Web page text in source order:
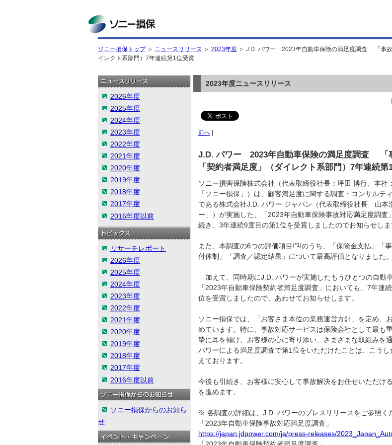
ソニー損保トップ＞ ニュースリリース ＞ 2023年度 ＞ J.D. パワー 2023年自動車保険の満足度調査 「事
イレクト系部門）7年連続第1位受賞
2026年度
2025年度
2024年度
2023年度
2022年度
2021年度
2020年度
2019年度
2018年度
2017年度
2016年度以前
リサーチレポート
2026年度
2025年度
2024年度
2023年度
2022年度
2021年度
2020年度
2019年度
2018年度
2017年度
2016年度以前
ソニー損保からのお知ら
せ
2023年度ニュースリリース
前へ
J.D. パワー 2023年自動車保険の満足度調査 「
「契約者満足度」（ダイレクト系部門）7年連続第
ソニー損害保険株式会社（代表取締役社長：坪田 博行、本社
「ソニー損保」）は、顧客満足度に関する調査・コンサルテ
である株式会社J.D. パワー ジャパン（代表取締役社長 山本
ー」）が実施した、「2023年自動車保険事故対応満足度調査
続き、3年連続9度目の第1位を受賞しましたのでお知らせしま
また、本調査の6つの評価項目 (*1)のうち、「保険金支払」「
付体制」「調査／認定結果」について最高評価となりました。
加えて、同時期にJ.D. パワーが実施したもうひとつの自動
「2023年自動車保険契約者満足度調査」においても、7年連
位を受賞しましたので、あわせてお知らせします。
ソニー損保では、「お客さま本位の業務運営方針」を定め、
めています。特に、事故対応サービスは保険会社として最も
摯に耳を傾け、お客様の心に寄り添い、さまざまな取組みを
パワーによる満足度調査で第1位をいただけたことは、こう
えております。
今後も引続き、お客様に安心して事故解決をお任せいただけ
を進めます。
※ 各調査の詳細は、J.D. パワーのプレスリリースをご参照く
「2023年自動車保険事故対応満足度調査」
https://japan.jdpower.com/ja/press-releases/